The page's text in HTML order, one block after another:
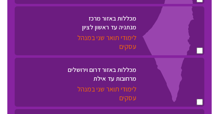
מכללות באזור מרכז
מנתניה עד ראשון לציון
לימודי תואר שני במנהל
עסקים
מכללות באזור דרום וירושלים
מרחובות עד אילת
לימודי תואר שני במנהל
עסקים